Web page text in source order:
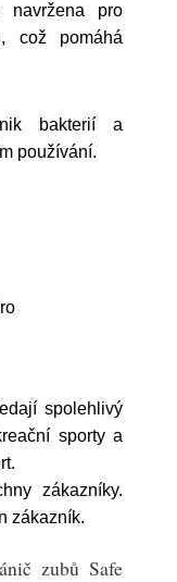
navržena pro
což pomáhá
bakterií a
používání.
spolehlivý
sporty a
zákazníky.
zákazník.
zubů Safe